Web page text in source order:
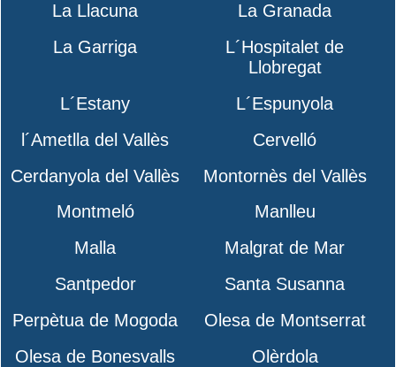
La Llacuna
La Granada
La Garriga
L´Hospitalet de
Llobregat
L´Estany
L´Espunyola
l´Ametlla del Vallès
Cervelló
Cerdanyola del Vallès
Montornès del Vallès
Montmeló
Manlleu
Malla
Malgrat de Mar
Santpedor
Santa Susanna
Perpètua de Mogoda
Olesa de Montserrat
Olesa de Bonesvalls
Olèrdola